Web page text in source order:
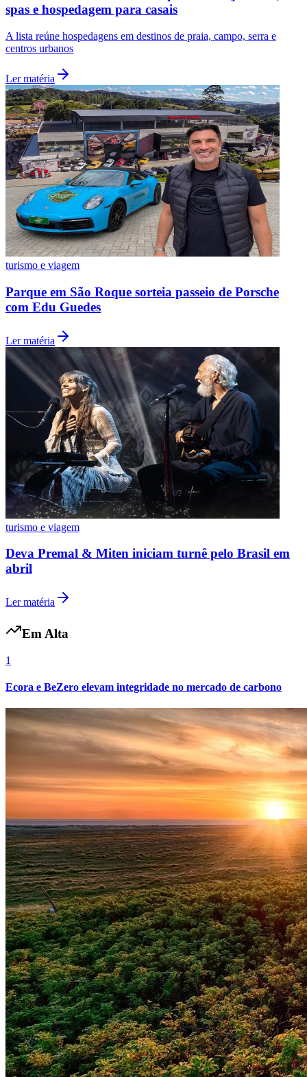
Botafogo
Grêmio
Internacional
spas e hospedagem para casais
A lista reúne hospedagens em destinos de praia, campo, serra e
centros urbanos
Ler matéria
turismo e viagem
Parque em São Roque sorteia passeio de Porsche
com Edu Guedes
Ler matéria
turismo e viagem
Deva Premal & Miten iniciam turnê pelo Brasil em
abril
Ler matéria
Em Alta
1
Ecora e BeZero elevam integridade no mercado de carbono